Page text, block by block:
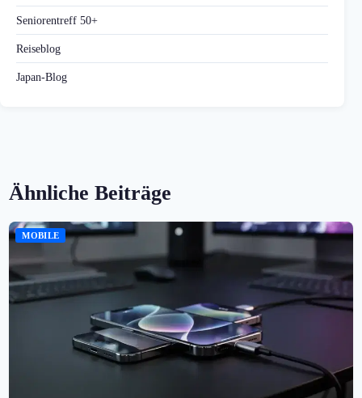
Seniorentreff 50+
Reiseblog
Japan-Blog
Ähnliche Beiträge
MOBILE